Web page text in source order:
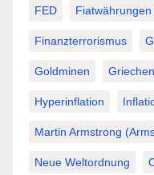
FED Fiatwährungen
Finanzterrorismus
Goldminen
Hyperinflation
Martin Armstrong
Neue Weltordnung